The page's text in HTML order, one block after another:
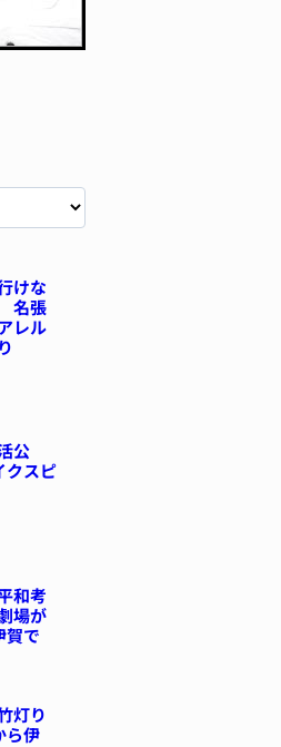
けな
名張
レル
公
スピ
和考
場が
で
灯り
伊